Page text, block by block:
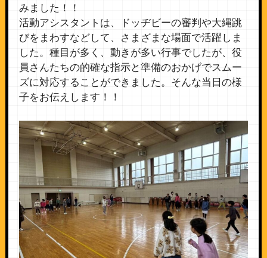
みました！！
活動アシスタントは、ドッヂビーの審判や大縄跳
びをまわすなどして、さまざまな場面で活躍しま
した。種目が多く、動きが多い行事でしたが、役
員さんたちの的確な指示と準備のおかげでスムー
ズに対応することができました。そんな当日の様
子をお伝えします！！